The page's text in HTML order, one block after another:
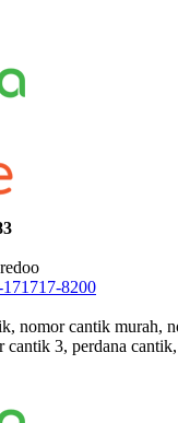
8200
nomor cantik murah,
3, perdana